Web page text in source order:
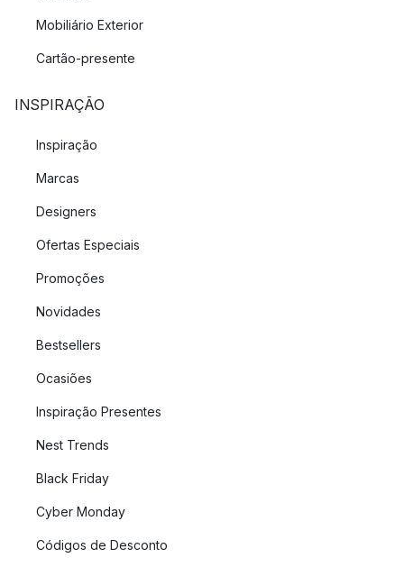
Mobiliário Exterior
Cartão-presente
INSPIRAÇÃO
Inspiração
Marcas
Designers
Ofertas Especiais
Promoções
Novidades
Bestsellers
Ocasiões
Inspiração Presentes
Nest Trends
Black Friday
Cyber Monday
Códigos de Desconto